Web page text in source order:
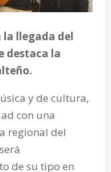
la llegada del
destaca la
y de cultura,
con una
regional del
de su tipo en